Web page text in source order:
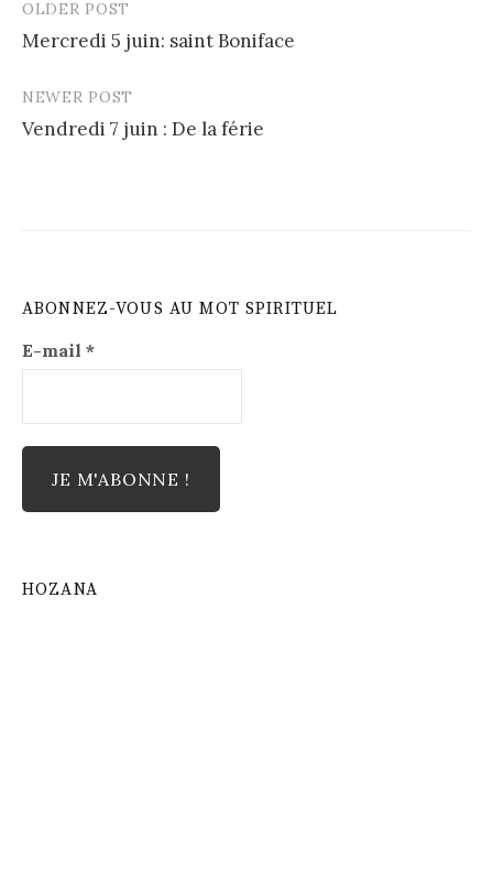
Post
navigation
OLDER POST
Mercredi 5 juin: saint Boniface
NEWER POST
Vendredi 7 juin : De la férie
ABONNEZ-VOUS AU MOT SPIRITUEL
E-mail *
HOZANA